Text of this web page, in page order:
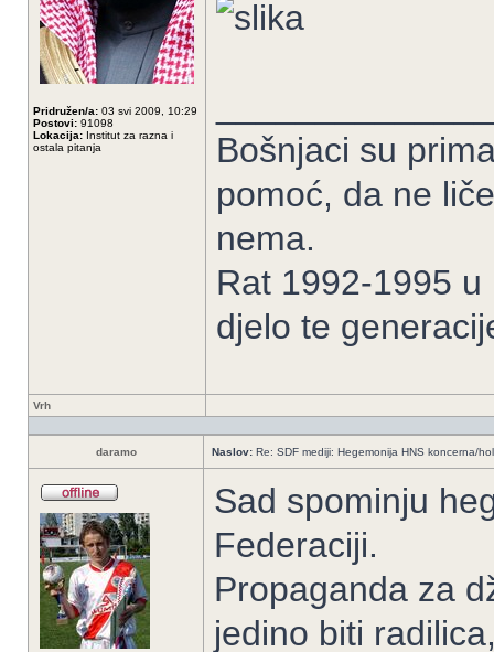
Pridružen/a: 03 svi 2009, 10:29
Postovi: 91098
Lokacija: Institut za razna i
ostala pitanja
Bošnjaci su
pomoć, da ne
nema.
Rat 1992-1995
djelo te
Vrh
daramo Naslov: Re: SDF mediji: Hegemonija HNS koncerna/
Sad spominju
Federaciji.
Propaganda za
jedino biti